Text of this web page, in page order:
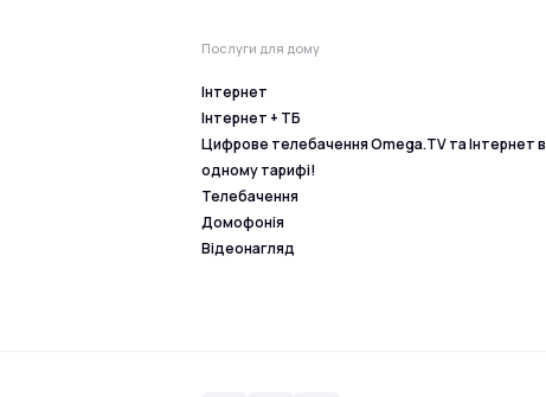
Послуги для дому
Інтернет
Інтернет + ТБ
Цифрове телебачення Omega.TV та Інтернет в
одному тарифі!
Телебачення
Домофонія
Відеонагляд